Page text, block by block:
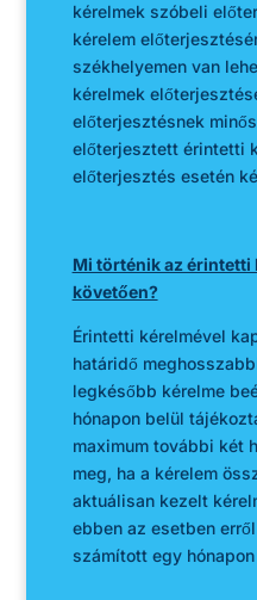
kérelmek szóbeli
kérelem
székhelyemen van
kérelmek
előterjesztésnek
előterjesztett érintetti
előterjesztés esetén
Mi történik az érintetti
követően?
Érintetti kérelmével
határidő
legkésőbb kérelme
hónapon belül
maximum további két
meg, ha a kérelem
aktuálisan kezelt
ebben az esetben
számított egy